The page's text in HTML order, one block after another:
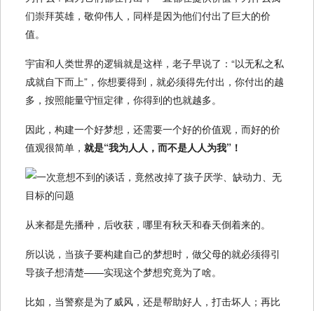
们崇拜英雄，敬仰伟人，同样是因为他们付出了巨大的价
值。
宇宙和人类世界的逻辑就是这样，老子早说了：“以无私之私
成就自下而上”，你想要得到，就必须得先付出，你付出的越
多，按照能量守恒定律，你得到的也就越多。
因此，构建一个好梦想，还需要一个好的价值观，而好的价
值观很简单， 就是“我为人人，而不是人人为我”！
从来都是先播种，后收获，哪里有秋天和春天倒着来的。
所以说，当孩子要构建自己的梦想时，做父母的就必须得引
导孩子想清楚——实现这个梦想究竟为了啥。
比如，当警察是为了威风，还是帮助好人，打击坏人；再比